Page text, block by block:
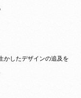
かしたデザインの追及を